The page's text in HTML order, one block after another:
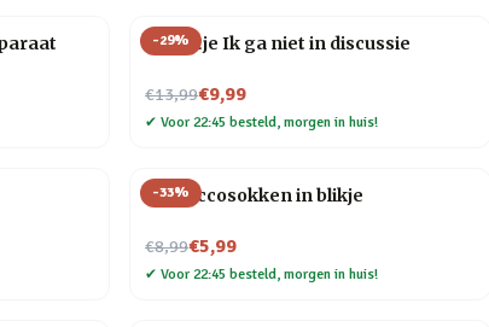
-29%
Tegeltje Ik ga niet in discussie
€13,99
Nu voor€9,99
✔ Voor 22:45 besteld, morgen in huis!
-33%
Proseccosokken in blikje
€8,99
Nu voor€5,99
✔ Voor 22:45 besteld, morgen in huis!